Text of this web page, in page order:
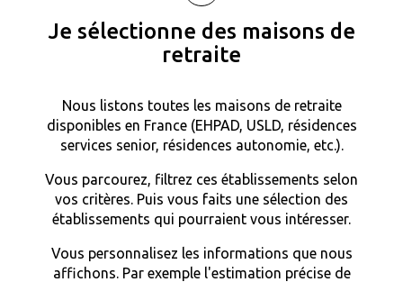
Je sélectionne des maisons de
retraite
Nous listons toutes les maisons de retraite
disponibles en France (EHPAD, USLD, résidences
services senior, résidences autonomie, etc.).
Vous parcourez, filtrez ces établissements selon
vos critères. Puis vous faits une sélection des
établissements qui pourraient vous intéresser.
Vous personnalisez les informations que nous
affichons. Par exemple l'estimation précise de